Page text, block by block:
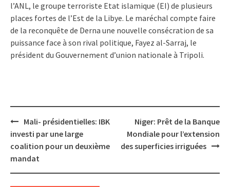
l’ANL, le groupe terroriste Etat islamique (EI) de plusieurs
places fortes de l’Est de la Libye. Le maréchal compte faire
de la reconquête de Derna une nouvelle consécration de sa
puissance face à son rival politique, Fayez al-Sarraj, le
président du Gouvernement d’union nationale à Tripoli.
Post
navigation
Mali- présidentielles: IBK
investi par une large
coalition pour un deuxième
mandat
Niger: Prêt de la Banque
Mondiale pour l’extension
des superficies irriguées